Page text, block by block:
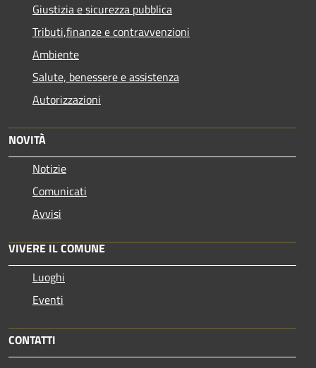
Giustizia e sicurezza pubblica
Tributi,finanze e contravvenzioni
Ambiente
Salute, benessere e assistenza
Autorizzazioni
NOVITÀ
Notizie
Comunicati
Avvisi
VIVERE IL COMUNE
Luoghi
Eventi
CONTATTI